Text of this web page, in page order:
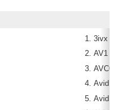
3ivx
AV1 /
AVC0
Avid
Avid